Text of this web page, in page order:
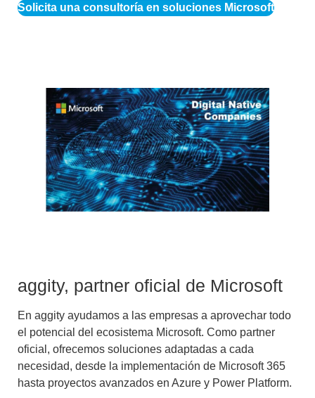
Solicita una consultoría en soluciones Microsoft
aggity, partner oficial de Microsoft
En aggity ayudamos a las empresas a aprovechar todo
el potencial del ecosistema Microsoft. Como partner
oficial, ofrecemos soluciones adaptadas a cada
necesidad, desde la implementación de Microsoft 365
hasta proyectos avanzados en Azure y Power Platform.